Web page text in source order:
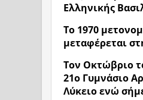
Ελληνικής
Το 1970
μεταφέρεται
Τον Οκτώβριο
21ο Γυμνάσιο
Λύκειο ενώ